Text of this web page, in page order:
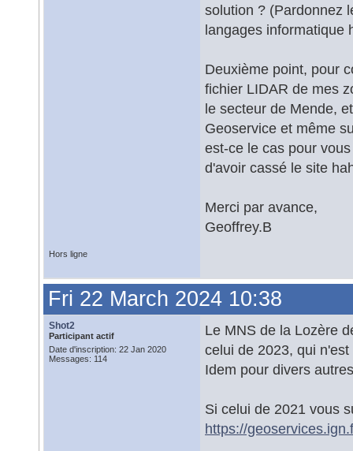
solution ? (Pardonnez
langages informatique
Deuxième point, pour
fichier LIDAR de mes
le secteur de Mende,
Geoservice et même
est-ce le cas pour
d'avoir cassé le site
Merci par avance,
Geoffrey.B
Hors ligne
Fri 22 March 2024 10:38
Shot2
Participant actif
Date d'inscription: 22 Jan 2020
Messages: 114
Le MNS de la Lozère
celui de 2023, qui
Idem pour divers
Si celui de 2021 vous
https://